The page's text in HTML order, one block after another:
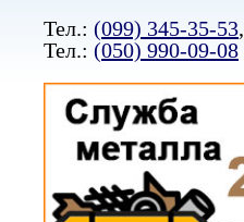
Тел.: (099) 345-35-53,
Тел.: (050) 990-09-08